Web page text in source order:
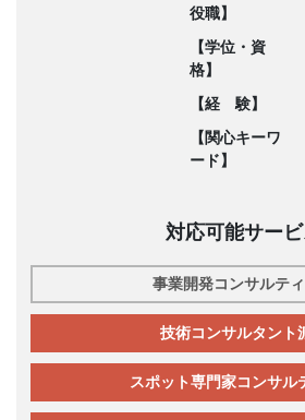
役職】
【学位・資
格】
【経 験】
【関心キーワ
ード】
対応可能サー
事業開発コンサルテ
技術コンサルタント
スポット専門家コンサル